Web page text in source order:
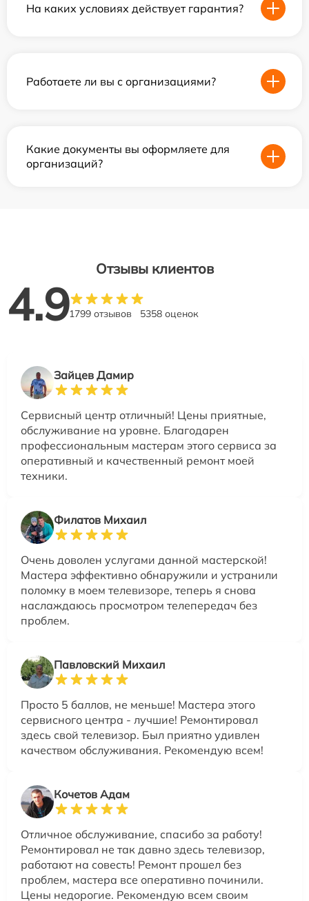
На каких условиях действует гарантия?
Работаете ли вы с организациями?
Какие документы вы оформляете для
организаций?
Отзывы клиентов
4.91799 отзывов 5358 оценок
Зайцев Дамир
Сервисный центр отличный! Цены приятные,
обслуживание на уровне. Благодарен
профессиональным мастерам этого сервиса за
оперативный и качественный ремонт моей
техники.
Филатов Михаил
Очень доволен услугами данной мастерской!
Мастера эффективно обнаружили и устранили
поломку в моем телевизоре, теперь я снова
наслаждаюсь просмотром телепередач без
проблем.
Павловский Михаил
Просто 5 баллов, не меньше! Мастера этого
сервисного центра - лучшие! Ремонтировал
здесь свой телевизор. Был приятно удивлен
качеством обслуживания. Рекомендую всем!
Кочетов Адам
Отличное обслуживание, спасибо за работу!
Ремонтировал не так давно здесь телевизор,
работают на совесть! Ремонт прошел без
проблем, мастера все оперативно починили.
Цены недорогие. Рекомендую всем своим